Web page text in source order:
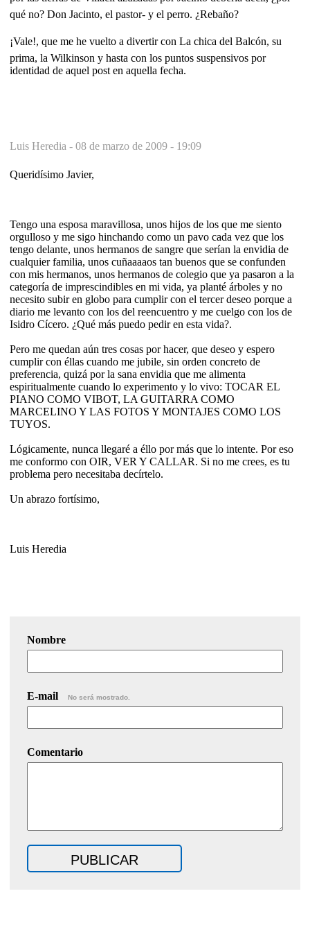
qué no? Don Jacinto, el pastor- y el perro. ¿Rebaño?
¡Vale!, que me he vuelto a divertir con La chica del Balcón, su
prima, la Wilkinson y hasta con los puntos suspensivos por
identidad de aquel post en aquella fecha.
Luis Heredia - 08 de marzo de 2009 - 19:09
Queridísimo Javier,
Tengo una esposa maravillosa, unos hijos de los que me siento
orgulloso y me sigo hinchando como un pavo cada vez que los
tengo delante, unos hermanos de sangre que serían la envidia de
cualquier familia, unos cuñaaaaos tan buenos que se confunden
con mis hermanos, unos hermanos de colegio que ya pasaron a la
categoría de imprescindibles en mi vida, ya planté árboles y no
necesito subir en globo para cumplir con el tercer deseo porque a
diario me levanto con los del reencuentro y me cuelgo con los de
Isidro Cícero. ¿Qué más puedo pedir en esta vida?.
Pero me quedan aún tres cosas por hacer, que deseo y espero
cumplir con éllas cuando me jubile, sin orden concreto de
preferencia, quizá por la sana envidia que me alimenta
espiritualmente cuando lo experimento y lo vivo: TOCAR EL
PIANO COMO VIBOT, LA GUITARRA COMO
MARCELINO Y LAS FOTOS Y MONTAJES COMO LOS
TUYOS.
Lógicamente, nunca llegaré a éllo por más que lo intente. Por eso
me conformo con OIR, VER Y CALLAR. Si no me crees, es tu
problema pero necesitaba decírtelo.
Un abrazo fortísimo,
Luis Heredia
Nombre
E-mail No será mostrado.
Comentario